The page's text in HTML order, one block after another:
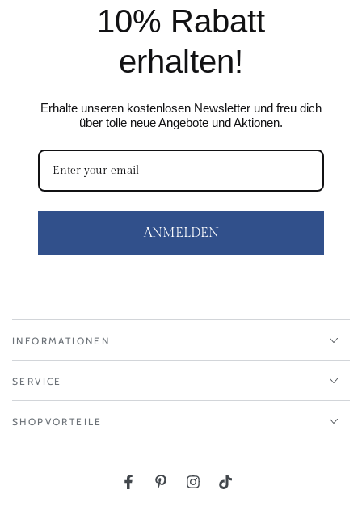
10% Rabatt
erhalten!
Erhalte unseren kostenlosen Newsletter und freu dich
über tolle neue Angebote und Aktionen.
ANMELDEN
INFORMATIONEN
SERVICE
SHOPVORTEILE
FacebookPinterestInstagram
TikTok